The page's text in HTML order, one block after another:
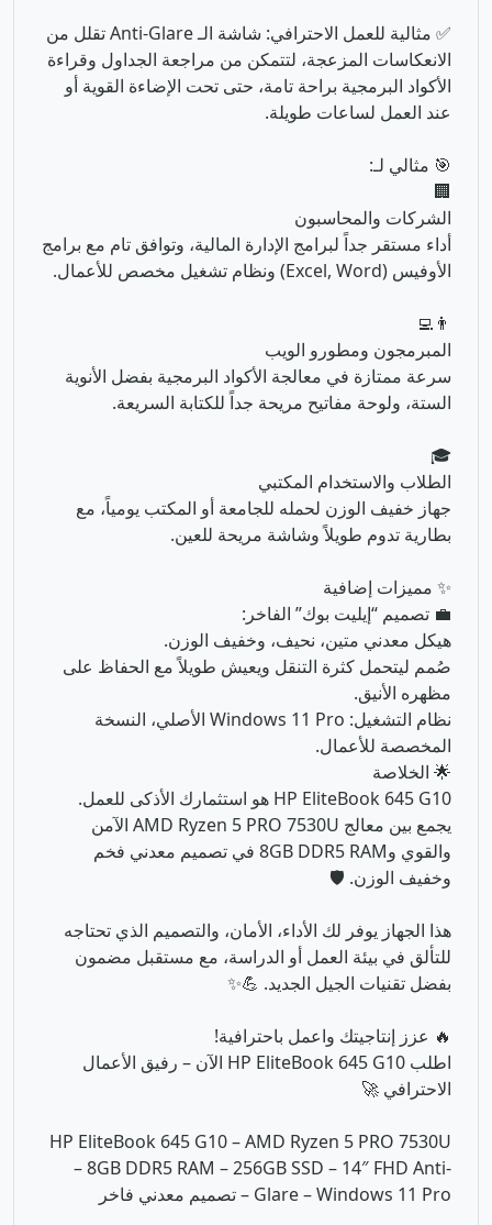
🎯 مثالي لـ:
🏢
الشركات والمحاسبون
أداء مستقر جداً لبرامج الإدارة المالية، وتوافق تام مع برامج
👨‍💻
المبرمجون ومطورو الويب
سرعة ممتازة في معالجة الأكواد البرمجية بفضل الأنوية
الستة، ولوحة مفاتيح مريحة جداً للكتابة السريعة.
🎓
الطلاب والاستخدام المكتبي
جهاز خفيف الوزن لحمله للجامعة أو المكتب يومياً، مع
بطارية تدوم طويلاً وشاشة مريحة للعين.
✨ مميزات إضافية
💼 تصميم “إيليت بوك” الفاخر:
هيكل معدني متين، نحيف، وخفيف الوزن.
صُمم ليتحمل كثرة التنقل ويعيش طويلاً مع الحفاظ على
المخصصة للأعمال.
🌟 الخلاصة
HP EliteBook 645 G10 هو استثمارك الأذكى للعمل.
والقوي و8GB DDR5 RAM في تصميم معدني فخم
وخفيف الوزن. 🛡️
هذا الجهاز يوفر لك الأداء، الأمان، والتصميم الذي تحتاجه
للتألق في بيئة العمل أو الدراسة، مع مستقبل مضمون
بفضل تقنيات الجيل الجديد. 💪✨
اطلب HP EliteBook 645 G10 الآن – رفيق الأعمال
الاحترافي 🚀
– 8GB DDR5 RAM – 256GB SSD – 14″ FHD Anti-
Glare – Windows 11 Pro – تصميم معدني فاخر
منتجات ذات صلة في قسملابتوب استيراد